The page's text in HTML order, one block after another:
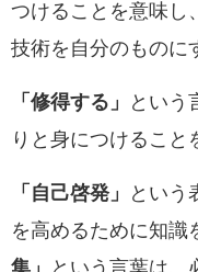
つけることを意味し、
技術を自分のものに
「修得する」
という
りと身につけること
「自己啓発」
という
を高めるために知識
集」
という言葉は、